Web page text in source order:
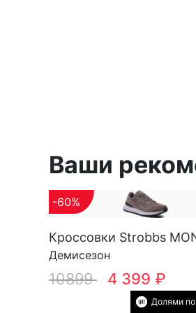
Ваши
Демисезон
-60%
10899 4 399 ₽
Долями